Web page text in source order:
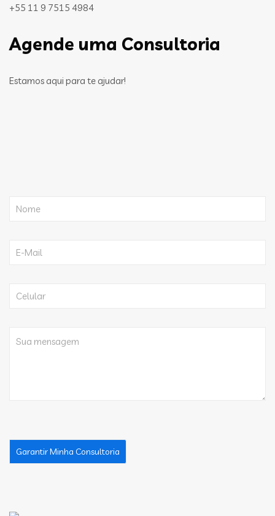
+55 11 9 7515 4984
Agende uma Consultoria
Estamos aqui para te ajudar!